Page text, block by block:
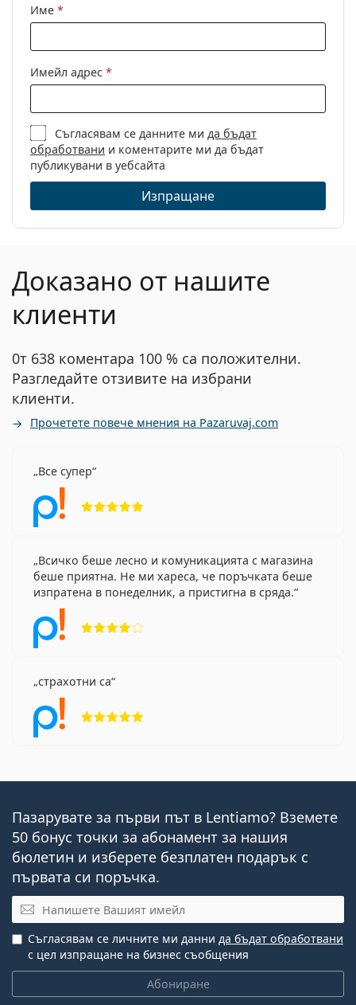
Име *
Имейл адрес *
Съгласявам се данните ми да бъдат
обработвани и коментарите ми да бъдат
публикувани в уебсайта
Изпращане
Доказано от нашите
клиенти
0т 638 коментара 100 % са положителни.
Разгледайте отзивите на избрани
клиенти.
Прочетете повече мнения на Pazaruvaj.com
Все супер
Всичко беше лесно и комуникацията с магазина
беше приятна. Не ми хареса, че поръчката беше
изпратена в понеделник, а пристигна в сряда.
страхотни са
Пазарувате за първи път в Lentiamo? Вземете
50 бонус точки за абонамент за нашия
бюлетин и изберете безплатен подарък с
първата си поръчка.
Имейл
Абониране
Съгласявам се личните ми данни да бъдат обработвани
с цел изпращане на бизнес съобщения